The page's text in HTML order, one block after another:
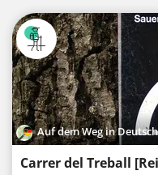
Auf dem Weg in
Carrer del Treball